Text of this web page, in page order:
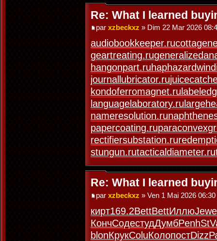
Re: What I learned
par xzbeckxz » Dim 22 Mar 2026
audiobookkeeper.ru
geartreating.ru
hangonpart.ru
journallubricator.ru
kondoferromagnet.ru
languagelaboratory.ru
nameresolution.ru
papercoating.ru
rectifiersubstation.ru
stungun.rutacticaldiameter.ru
Re: What I learned
par xzbeckxz » Ven 1 Mai 2026 06:30
кирт169.2BettBettИллюJewe
КончСодестудДумбPenh
blonКрукColuКолопостDizz